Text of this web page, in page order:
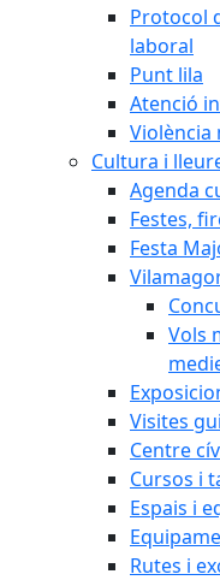
Protocol
laboral
Punt lila
Atenció
Violència
Cultura i
Agenda
Festes,
Festa
Vols
Visites
Centre
Cursos i
Espais i
Rutes i